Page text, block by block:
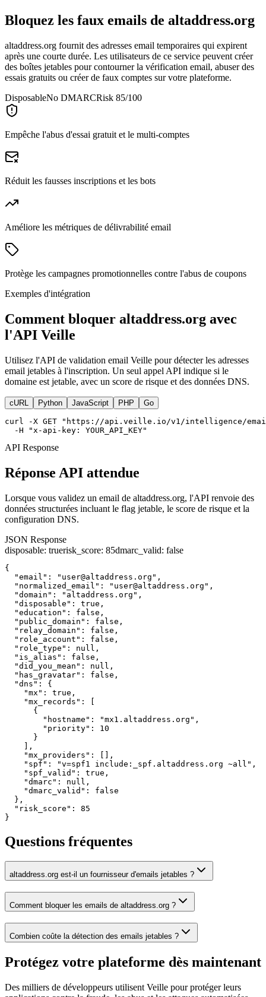
Bloquez les faux emails de altaddress.org
altaddress.org fournit des adresses email temporaires qui expirent
après une courte durée. Les utilisateurs de ce service peuvent créer
des boîtes jetables pour contourner la vérification email, abuser des
essais gratuits ou créer de faux comptes sur votre plateforme.
DisposableNo DMARCRisk 85/100
Empêche l'abus d'essai gratuit et le multi-comptes
Réduit les fausses inscriptions et les bots
Améliore les métriques de délivrabilité email
Protège les campagnes promotionnelles contre l'abus de coupons
Exemples d'intégration
Comment bloquer altaddress.org avec
l'API Veille
Utilisez l'API de validation email Veille pour détecter les adresses
email jetables à l'inscription. Un seul appel API indique si le
domaine est jetable, avec un score de risque et des données DNS.
cURL Python JavaScript PHP Go
curl -X GET "https://api.veille.io/v1/intelligence/
  -H "x-api-key: YOUR_API_KEY"
API Response
Réponse API attendue
Lorsque vous validez un email de altaddress.org, l'API renvoie des
données structurées incluant le flag jetable, le score de risque et la
configuration DNS.
JSON Response
disposable: truerisk_score: 85dmarc_valid: false
{
  "email": "user@altaddress.org",
  "normalized_email": "user@altaddress.org",
  "domain": "altaddress.org",
  "disposable": true,
  "education": false,
  "public_domain": false,
  "relay_domain": false,
  "role_account": false,
  "role_type": null,
  "is_alias": false,
  "did_you_mean": null,
  "has_gravatar": false,
  "dns": {
    "mx": true,
    "mx_records": [
      {
        "hostname": "mx1.altaddress.org",
        "priority": 10
      }
    ],
    "mx_providers": [],
    "spf": "v=spf1 include:_spf.altaddress.org ~all",
    "spf_valid": true,
    "dmarc": null,
    "dmarc_valid": false
  },
  "risk_score": 85
}
Questions fréquentes
altaddress.org est-il un fournisseur d'emails jetables ?
Comment bloquer les emails de altaddress.org ?
Combien coûte la détection des emails jetables ?
Protégez votre plateforme dès maintenant
Des milliers de développeurs utilisent Veille pour protéger leurs